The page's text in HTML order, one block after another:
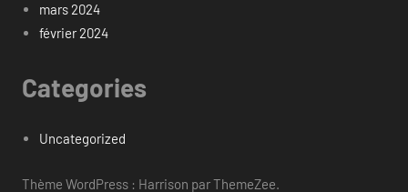
mars 2024
février 2024
Categories
Uncategorized
Thème WordPress : Harrison par ThemeZee.